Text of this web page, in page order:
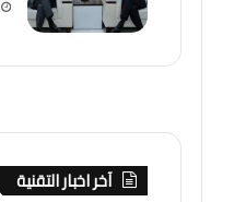
آخر اخبار التقنية